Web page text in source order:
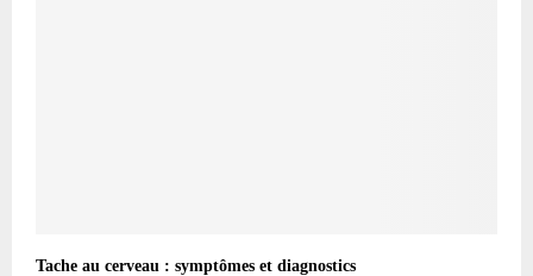
Tache au cerveau : symptômes et diagnostics